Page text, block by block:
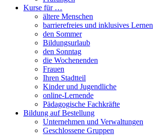
Kurse für …
ältere Menschen
barrierefreies und inklusives Lernen
den Sommer
Bildungsurlaub
den Sonntag
die Wochenenden
Frauen
Ihren Stadtteil
Kinder und Jugendliche
online-Lernende
Pädagogische Fachkräfte
Bildung auf Bestellung
Unternehmen und Verwaltungen
Geschlossene Gruppen